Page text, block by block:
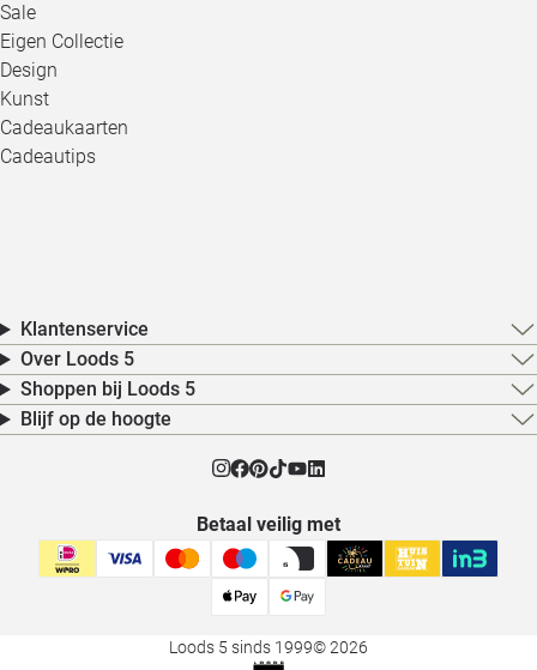
Sale
Eigen Collectie
Design
Kunst
Cadeaukaarten
Cadeautips
Klantenservice
Over Loods 5
Shoppen bij Loods 5
Blijf op de hoogte
Betaal veilig met
Loods 5 sinds 1999© 2026